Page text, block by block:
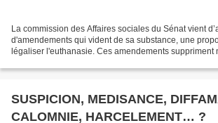
La commission des Affaires sociales du Sénat vient
d'amendements qui vident de sa substance, une
légaliser l'euthanasie. Ces amendements suppriment
SUSPICION, MEDISANCE,
CALOMNIE, HARCELEMENT… ?